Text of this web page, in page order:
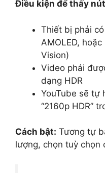
Điều kiện để thấy nút
Thiết bị phải có
AMOLED,
Vision)
Video phải
dạng HDR
YouTube sẽ tự
“2160p HDR”
Cách bật: Tương tự
lượng, chọn tuỳ chọn